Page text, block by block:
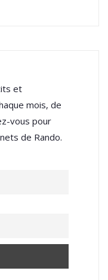
et
mois, de
vous pour
de Rando.